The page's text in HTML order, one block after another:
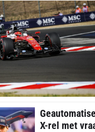
X-rel met